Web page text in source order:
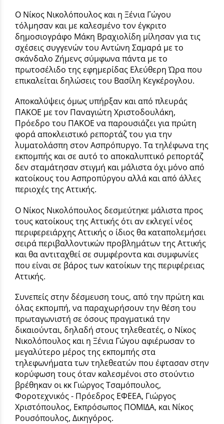
Ο Νίκος Νικολόπουλος και η Ξένια Γώγου
τόλμησαν και με καλεσμένο τον έγκριτο
δημοσιογράφο Μάκη Βραχιολίδη μίλησαν για τις
σχέσεις συγγενών του Αντώνη Σαμαρά με το
σκάνδαλο Ζήμενς σύμφωνα πάντα με το
πρωτοσέλιδο της εφημερίδας Ελεύθερη Ώρα που
επικαλείται δηλώσεις του Βασίλη Κεγκέρογλου.
Αποκαλύψεις όμως υπήρξαν και από πλευράς
ΠΑΚΟΕ με τον Παναγιώτη Χριστοδουλάκη,
Πρόεδρο του ΠΑΚΟΕ να παρουσιάζει για πρώτη
φορά αποκλειστικό ρεπορτάζ του για την
λυματολάσπη στον Ασπρόπυργο. Τα τηλέφωνα της
εκπομπής και σε αυτό το αποκαλυπτικό ρεπορτάζ
δεν σταμάτησαν στιγμή και μάλιστα όχι μόνο από
κατοίκους του Ασπροπύργου αλλά και από άλλες
περιοχές της Αττικής.
Ο Νίκος Νικολόπουλος δεσμεύτηκε μάλιστα προς
τους κατοίκους της Αττικής ότι αν εκλεγεί νέος
περιφερειάρχης Αττικής ο ίδιος θα καταπολεμήσει
σειρά περιβαλλοντικών προβλημάτων της Αττικής
και θα αντιταχθεί σε συμφέροντα και συμφωνίες
που είναι σε βάρος των κατοίκων της περιφέρειας
Αττικής.
Συνεπείς στην δέσμευση τους, από την πρώτη και
όλας εκπομπή, να παραχωρήσουν την θέση του
πρωταγωνιστή σε όσους πραγματικά την
δικαιούνται, δηλαδή στους τηλεθεατές, ο Νίκος
Νικολόπουλος και η Ξένια Γώγου αφιέρωσαν το
μεγαλύτερο μέρος της εκπομπής στα
τηλεφωνήματα των τηλεθεατών που έφτασαν στην
κορύφωση τους όταν καλεσμένοι στο στούντιο
βρέθηκαν οι κκ Γιώργος Τσαμόπουλος,
Φοροτεχνικός - Πρόεδρος ΕΦΕΕΑ, Γιώργος
Χριστόπουλος, Εκπρόσωπος ΠΟΜΙΔΑ, και Νίκος
Ρουσόπουλος, Δικηγόρος.